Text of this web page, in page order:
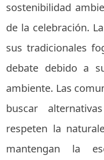
sostenibilidad
de la celebración.
sus tradicionales
debate debido a
ambiente. Las
buscar
respeten la
mantengan la